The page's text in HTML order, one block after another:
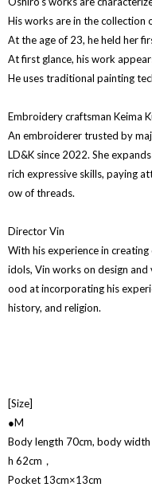
His works are in the collection
At the age of 23, he held her
At first glance, his work
He uses traditional painting
Embroidery craftsman Keima
An embroiderer trusted by
LD&K since 2022. She
rich expressive skills, paying
ow of threads.
Director Vin
With his experience in
idols, Vin works on design
ood at incorporating his
history, and religion.
[Size]
●M
Body length 70cm, body
h 62cm，
Pocket 13cm×13cm